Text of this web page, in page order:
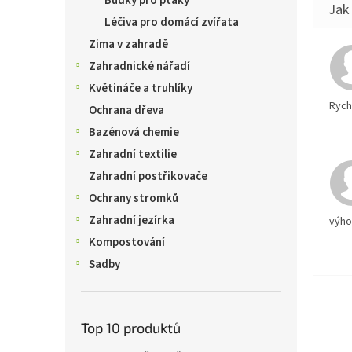
Léčiva pro domácí zvířata
Zima v zahradě
Zahradnické nářadí
Květináče a truhlíky
Ochrana dřeva
Bazénová chemie
Zahradní textilie
Zahradní postřikovače
Ochrany stromků
Zahradní jezírka
Kompostování
Sadby
Top 10 produktů